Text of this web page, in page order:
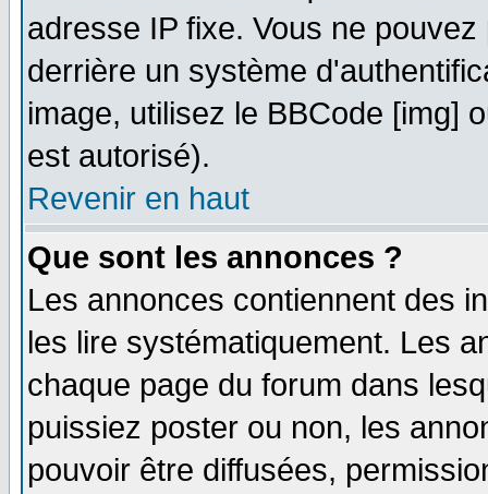
adresse IP fixe. Vous ne
derrière un système
image, utilisez le BBCode [img]
est autorisé).
Revenir en haut
Que sont les annonces ?
Les annonces contiennent des
les lire systématiquement. Les
chaque page du forum dans
puissiez poster ou non, les
pouvoir être diffusées,